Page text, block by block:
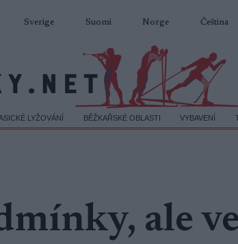
Sverige Suomi Norge Čeština
LYŽOVÁNÍ BĚŽKAŘSKÉ OBLASTI VYBAVENÍ
ale